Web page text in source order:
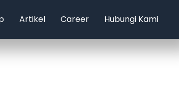
Artikel Career Hubungi Kami